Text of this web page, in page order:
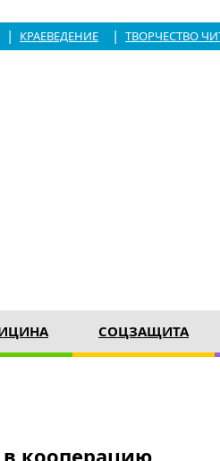
| КРАЕВЕДЕНИЕ | ТВОРЧЕСТВО
СОЦЗАЩИТА
кооперацию